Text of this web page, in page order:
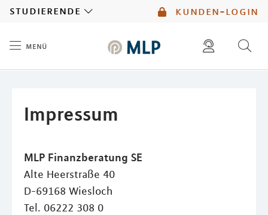
kunden-login
studierende
menü
Impressum
MLP Finanzberatung SE
Alte Heerstraße 40
D-69168 Wiesloch
Tel. 06222 308 0